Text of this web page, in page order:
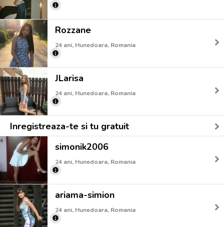
Rozzane
24 ani, Hunedoara, Romania
JLarisa
24 ani, Hunedoara, Romania
Inregistreaza-te si tu gratuit
simonik2006
24 ani, Hunedoara, Romania
ariama-simion
24 ani, Hunedoara, Romania